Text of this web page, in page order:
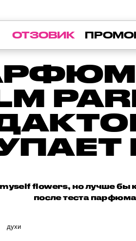
ОТЗОВИК
myself flowers, но лучше бы
после теста
духи